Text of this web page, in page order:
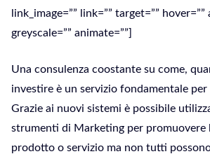
link_image=”” link=”” target=”” hover=””
greyscale=”” animate=””]
Una consulenza coostante su come,
investire è un servizio fondamentale
Grazie ai nuovi sistemi è possibile
strumenti di Marketing per promuovere
prodotto o servizio ma non tutti